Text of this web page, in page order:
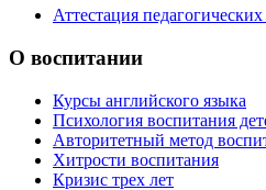
Аттестация
О воспитании
Курсы английского языка
Психология воспитания
Авторитетный метод
Хитрости воспитания
Кризис трех лет